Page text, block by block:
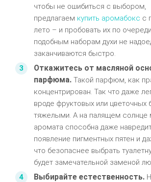
чтобы не ошибиться с выбором,
предлагаем купить аромабокс с
лето – и пробовать их по
подобным наборам духи не
заканчиваются быстро.
Откажитесь от масляной
парфюма.Такой парфюм, как
концентрирован. Так что даже
вроде фруктовых или цветочных
тяжелыми. А на палящем солнце
аромата способна даже
появление пигментных пятен и
что безопаснее выбрать
будет замечательной заменой
Выбирайте естественность.